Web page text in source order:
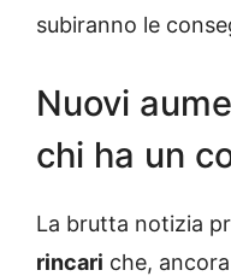
subiranno le
Nuovi
chi ha un
La brutta notizia
rincari che,